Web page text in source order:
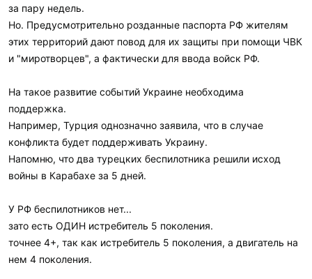
за пару недель.
Но. Предусмотрительно розданные паспорта РФ жителям
этих территорий дают повод для их защиты при помощи ЧВК
и "миротворцев", а фактически для ввода войск РФ.
На такое развитие событий Украине необходима
поддержка.
Например, Турция однозначно заявила, что в случае
конфликта будет поддерживать Украину.
Напомню, что два турецких беспилотника решили исход
войны в Карабахе за 5 дней.
У РФ беспилотников нет...
зато есть ОДИН истребитель 5 поколения.
точнее 4+, так как истребитель 5 поколения, а двигатель на
нем 4 поколения.